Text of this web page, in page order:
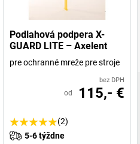
Podlahová podpera X-
GUARD LITE – Axelent
pre ochranné mreže pre stroje
bez DPH
od 115,- €
(2)
5-6 týždne